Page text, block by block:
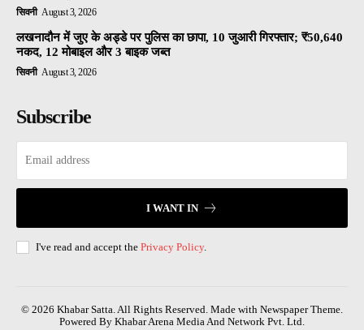
सिवनी August 3, 2026
लखनादौन में जुए के अड्डे पर पुलिस का छापा, 10 जुआरी गिरफ्तार; ₹50,640
नकद, 12 मोबाइल और 3 बाइक जब्त
सिवनी August 3, 2026
Subscribe
I WANT IN
I've read and accept the Privacy Policy.
© 2026 Khabar Satta. All Rights Reserved. Made with Newspaper Theme.
Powered By Khabar Arena Media And Network Pvt. Ltd.